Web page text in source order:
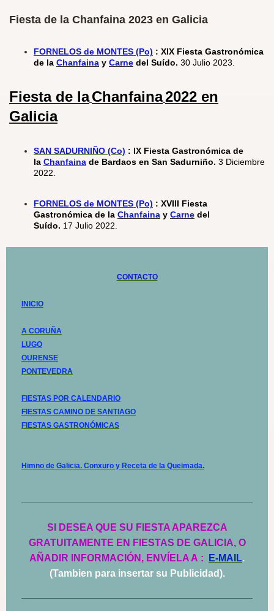
Fiesta de la Chanfaina 2023 en Galicia
FORNELOS de MONTES (Po) : XIX Fiesta Gastronómica
de la Chanfaina y Carne del Suído. 30 Julio 2023.
Fiesta de laChanfaina2022 en
Galicia
SAN SADURNIÑO (Co) : IX Fiesta Gastronómica de
la Chanfaina de Bardaos en San Sadurniño. 3 Diciembre
2022.
FORNELOS de MONTES (Po) : XVIII Fiesta
Gastronómica de la Chanfaina y Carne del
Suído. 17 Julio 2022.
CONTACTO
INICIO
A CORUÑA
LUGO
OURENSE
PONTEVEDRA
FIESTAS POR CALENDARIO
FIESTAS CAMINO DE SANTIAGO
FIESTAS GASTRONÓMICAS
Himno de Galicia. Conxuro y Receta de la Queimada.
SI DESEA QUE SU FIESTA APAREZCA
GRATUITAMENTE EN FIESTAS DE GALICIA, O
AÑADIR INFORMACIÓN, ENVÍELA A : E-MAIL.
(Tambien para insertar su Publicidad).